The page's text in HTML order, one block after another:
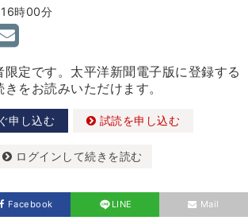
16時00分
限定です。太平洋新聞電子版に登録する
きをお読みいただけます。
申し込む 試読を申し込む
ログインして続きを読む
Facebook LINE Mail